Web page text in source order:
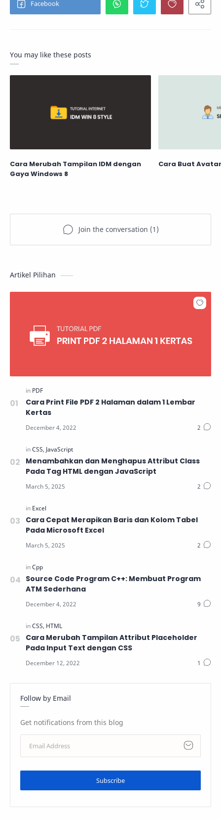
You may like these posts
Cara Merubah Tampilan IDM dengan
Gaya Windows 8
Cara Buat
Artikel Pilihan
Cara Print File PDF 2 Halaman dalam 1 Lembar
Kertas
Menambahkan dan Menghapus Attribut Class
Pada Tag HTML dengan JavaScript
Cara Cepat Merapikan Baris dan Kolom Tabel
Pada Microsoft Excel
Source Code Program C++: Membuat Program
ATM Sederhana
Cara Merubah Tampilan Attribut Placeholder
Pada Input Text dengan CSS
Follow by Email
Get notifications from this blog
Subscribe